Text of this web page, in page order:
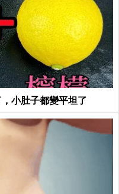
小肚子都變平坦了